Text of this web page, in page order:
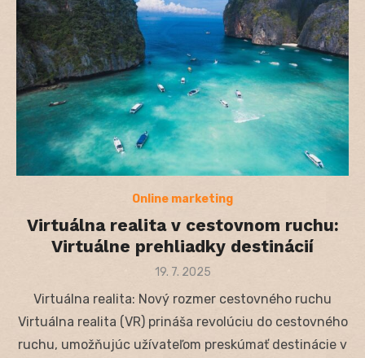
Online marketing
Virtuálna realita v cestovnom ruchu:
Virtuálne prehliadky destinácií
Posted
19. 7. 2025
Virtuálna realita: Nový rozmer cestovného ruchu
Virtuálna realita (VR) prináša revolúciu do cestovného
ruchu, umožňujúc užívateľom preskúmať destinácie v